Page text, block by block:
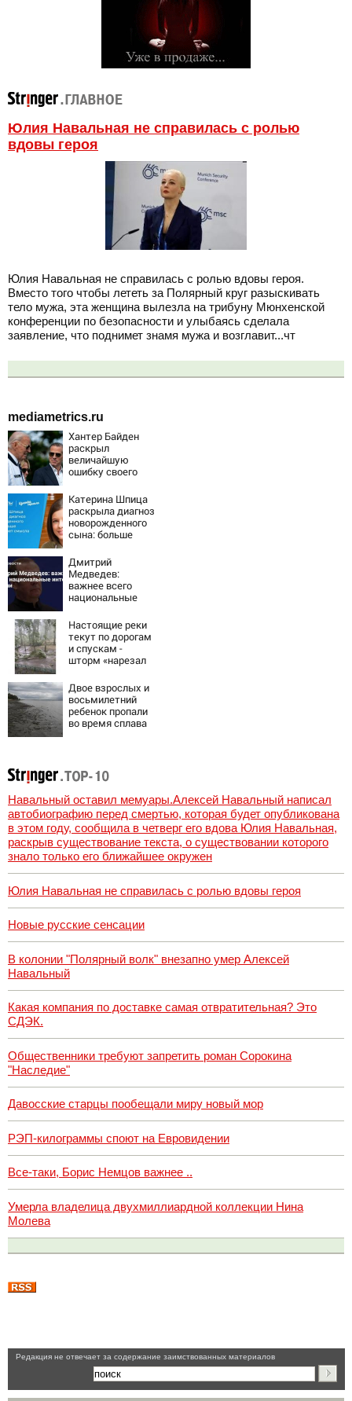
Юлия Навальная не справилась с ролью
вдовы героя
Юлия Навальная не справилась с ролью вдовы героя.
Вместо того чтобы лететь за Полярный круг разыскивать
тело мужа, эта женщина вылезла на трибуну Мюнхенской
конференции по безопасности и улыбаясь сделала
заявление, что поднимет знамя мужа и возглавит...чт
mediametrics.ru
Хантер Байден
раскрыл
величайшую
ошибку своего
бездействие
против Трампа
Катерина Шпица
раскрыла диагноз
новорожденного
сына: больше
смысла
Дмитрий
Медведев:
важнее всего
национальные
Настоящие реки
текут по дорогам
и спускам -
шторм «нарезал
горожанам и
службам
Сызрани
Двое взрослых и
восьмилетний
ребенок пропали
во время сплава
Навальный оставил мемуары.Алексей Навальный написал
автобиографию перед смертью, которая будет опубликована
в этом году, сообщила в четверг его вдова Юлия Навальная,
раскрыв существование текста, о существовании которого
знало только его ближайшее окружен
Юлия Навальная не справилась с ролью вдовы героя
Новые русские сенсации
В колонии "Полярный волк" внезапно умер Алексей
Навальный
Какая компания по доставке самая отвратительная? Это
СДЭК.
Общественники требуют запретить роман Сорокина
"Наследие"
Давосские старцы пообещали миру новый мор
РЭП-килограммы споют на Евровидении
Все-таки, Борис Немцов важнее ..
Умерла владелица двухмиллиардной коллекции Нина
Молева
Pедакция не отвечает за содержание заимствованных материалов